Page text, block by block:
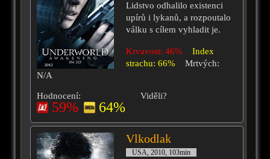
Lidstvo odhalilo existenci
upírů i lykanů, a rozpoutalo
válku s cílem vyhladit je.
Krvavost: 46%
Index
strachu: 66%
Mrtvých:
N/A
Hodnocení:
59% 64%
Viděli?
Vlkodlak
USA, 2010, 103min